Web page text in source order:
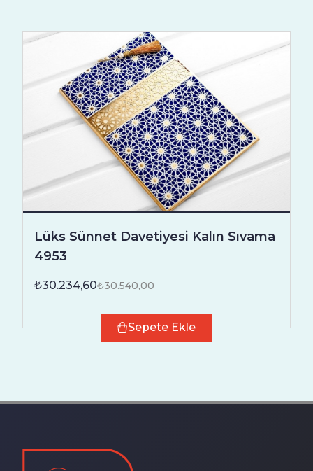
Lüks Sünnet Davetiyesi Kalın Sıvama
4953
₺30.234,60₺30.540,00
Sepete Ekle